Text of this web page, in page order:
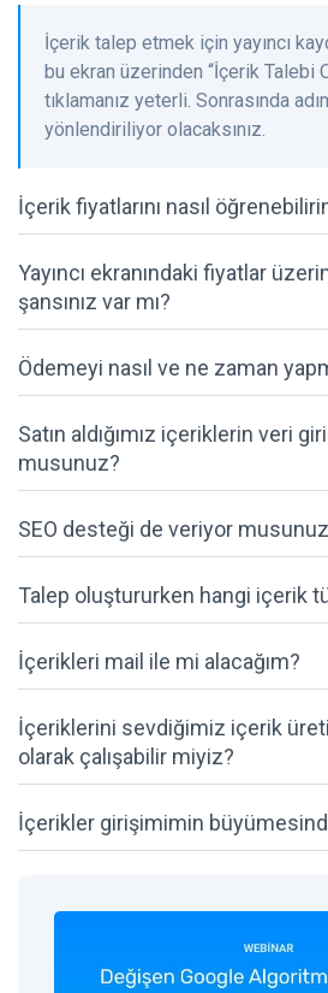
İçerik talep etmek için yayıncı
bu ekran üzerinden “İçerik Talebi
tıklamanız yeterli. Sonrasında
yönlendiriliyor olacaksınız.
İçerik fiyatlarını nasıl
Yayıncı ekranındaki fiyatlar
şansınız var mı?
Ödemeyi nasıl ve ne zaman
Satın aldığımız içeriklerin veri
musunuz?
SEO desteği de veriyor
Talep oluştururken hangi içerik
İçerikleri mail ile mi alacağım?
İçeriklerini sevdiğimiz içerik
olarak çalışabilir miyiz?
İçerikler girişimimin